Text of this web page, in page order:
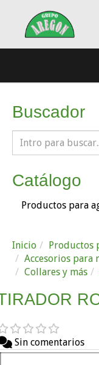
Buscador
Catálogo
Productos para
Inicio
Productos
Accesorios para
Collares y más
Sin comentarios